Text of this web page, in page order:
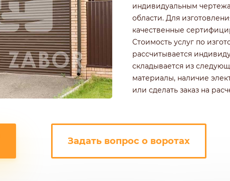
ЭЛЕМЕНТАМИ
ШАХМАТКА
ИЗ ШТАКЕТНИКА
индивидуальным
области. Для
качественные
Стоимость услуг по
рассчитывается
складывается из
материалы, наличие
или сделать заказ на
Задать вопрос о воротах